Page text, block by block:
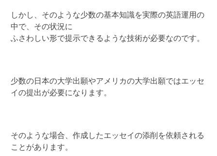
しかし、そのような少数の基本知識を実際の英語運用の
中で、その状況に
ふさわしい形で提示できるような技術が必要なのです。
少数の日本の大学出願やアメリカの大学出願ではエッセ
イの提出が必要になります。
そのような場合、作成したエッセイの添削を依頼される
ことがあります。